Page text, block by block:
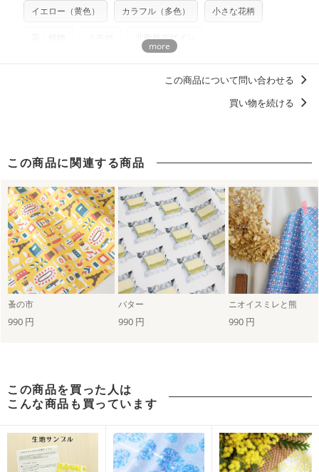
注意ください。型紙自体の転用・販売および型紙を使用して
商用利用についての詳細はこちら
イエロー（黄色） カラフル（多色） 小さな花柄
北欧柄デザイン
ディティールに「惚れる。」デザイン
洋服に仕立てたくなるデザイン
女の子に人気・おすすめの柄デザイン
甚平におすすめの柄・デザイン 北欧柄
この商品について問い合わせる
買い物を続ける
この商品に関連する商品
蚤の市 バター ニオイスミレと熊
990 円 990 円 990 円
この商品を買った人は
こんな商品も買っています